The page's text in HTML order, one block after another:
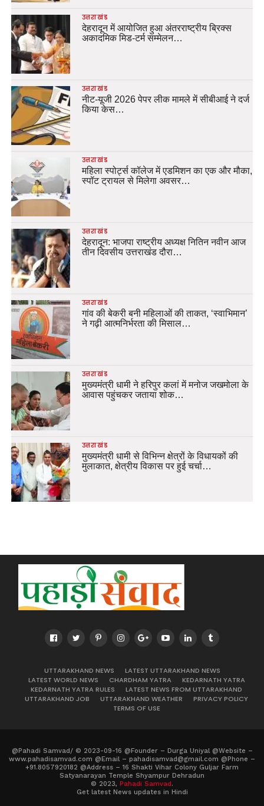
उत्तराखंड
देहरादून में आयोजित हुआ अंतरराष्ट्रीय ब्रिक्स
अकादमिक मिड-टर्म सम्मेलन…
उत्तराखंड
नीट-यूजी 2026 पेपर लीक मामले में सीबीआई ने दर्ज
किया केस…
उत्तराखंड
महिला स्पोर्ट्स कॉलेज में एडमिशन का एक और मौका,
स्पॉट ट्रायल से मिलेगा अवसर…
उत्तराखंड
देहरादून: भाजपा राष्ट्रीय अध्यक्ष नितिन नवीन आज
तीन दिवसीय उत्तराखंड दौरा…
उत्तराखंड
गांव की बेकरी बनी महिलाओं की ताकत, ‘स्वाभिमान’
ने गढ़ी आत्मनिर्भरता की मिसाल…
उत्तराखंड
मुख्यमंत्री धामी ने हरिपुर कलां में मनोज जखमोला के
आवास पहुंचकर जताया शोक…
उत्तराखंड
मुख्यमंत्री धामी से विभिन्न क्षेत्रों के विधायकों की
मुलाकात, क्षेत्रीय विकास पर हुई चर्चा…
UTTARAKHAND NEWS
LATEST UTTARAKHAND NEWS
LATEST WORLD NEWS
CHARDHAM YATRA
KEDARNATH YATRA
KEDARNATH YATRA RULES
LATEST NEWS FROM UTTARAKHAND
UTTARAKHAND JOB
UTTARAKHAND WEATHER
PRIVACY POLICY
TERMS OF USE
@Pahadi Samvad/ © 2023-09-16 @Founder – Durga Uniyal @Website –
www.pahadisamvad.com @Email – pahadisamvad@gmail.com @Phone –
+91.8057920182 @Address – 16 Shakti Vihar Colony Guljar Farm
Satyanarayan Temple Shyampur Dehradun
© 2023, Pahadi Samvad.
Get latest News updates in Hindi